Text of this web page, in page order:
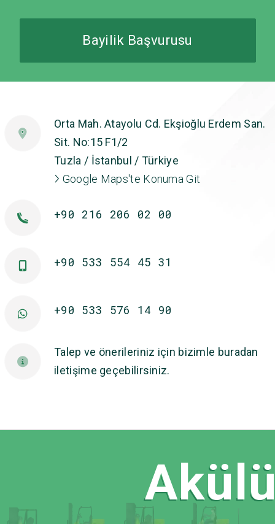
Bayilik Başvurusu
Orta Mah. Atayolu Cd. Ekşioğlu Erdem San.
Sit. No:15 F1/2
Tuzla / İstanbul / Türkiye
Google Maps'te Konuma Git
+90 216 206 02 00
+90 533 554 45 31
+90 533 576 14 90
Talep ve önerileriniz için bizimle buradan
iletişime geçebilirsiniz.